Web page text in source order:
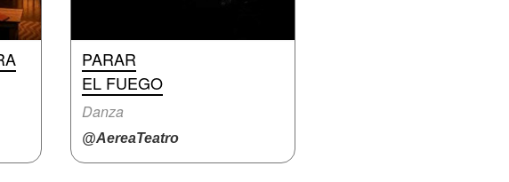
PARAR
EL FUEGO
Danza
@AereaTeatro